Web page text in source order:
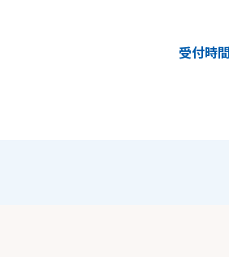
受付時